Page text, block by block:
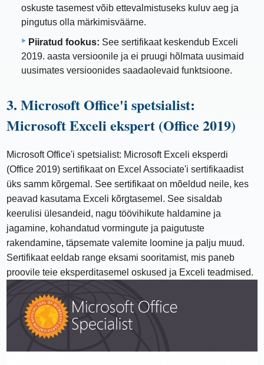
oskuste tasemest võib ettevalmistuseks kuluv aeg ja
pingutus olla märkimisväärne.
Piiratud fookus: See sertifikaat keskendub Exceli
2019. aasta versioonile ja ei pruugi hõlmata uusimaid
uusimates versioonides saadaolevaid funktsioone.
3. Microsoft Office'i spetsialist:
Microsoft Exceli ekspert (Office 2019)
Microsoft Office'i spetsialist: Microsoft Exceli eksperdi
(Office 2019) sertifikaat on Excel Associate'i sertifikaadist
üks samm kõrgemal. See sertifikaat on mõeldud neile, kes
peavad kasutama Exceli kõrgtasemel. See sisaldab
keerulisi ülesandeid, nagu töövihikute haldamine ja
jagamine, kohandatud vormingute ja paigutuste
rakendamine, täpsemate valemite loomine ja palju muud.
Sertifikaat eeldab range eksami sooritamist, mis paneb
proovile teie eksperditasemel oskused ja Exceli teadmised.